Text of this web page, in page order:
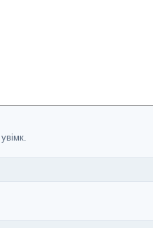
увімк.